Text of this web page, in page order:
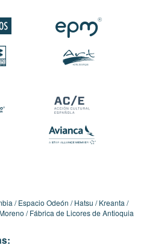
Espacio Odeón Hatsu
Kreanta
Fábrica de Licores de Antioquia